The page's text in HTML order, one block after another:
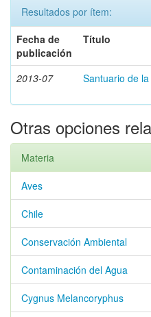
Resultados por ítem:
Fecha de
publicación
Título
2013-07 Santuario de
Otras opciones
Materia
Aves
Chile
Conservación Ambiental
Contaminación del Agua
Cygnus Melancoryphus